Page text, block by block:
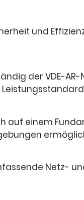
und
der VDE-AR-
auf einem
Netz-